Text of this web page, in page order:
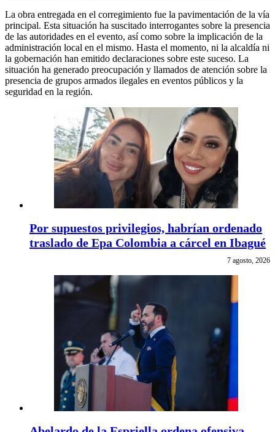
La obra entregada en el corregimiento fue la pavimentación de la vía
principal. Esta situación ha suscitado interrogantes sobre la presencia
de las autoridades en el evento, así como sobre la implicación de la
administración local en el mismo. Hasta el momento, ni la alcaldía ni
la gobernación han emitido declaraciones sobre este suceso. La
situación ha generado preocupación y llamados de atención sobre la
presencia de grupos armados ilegales en eventos públicos y la
seguridad en la región.
Por supuestos privilegios, habrían ordenado
traslado de Epa Colombia a cárcel en Ibagué
7 agosto, 2026